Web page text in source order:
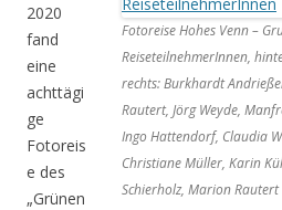
Fotoreise Hohes Venn –
ReiseteilnehmerInnen,
rechts: Burkhardt
Rautert, Jörg Weyde,
Ingo Hattendorf, Claudia
Christiane Müller, Karin
Schierholz, Marion Rautert
2020
fand
eine
achttägi
ge
Fotoreis
e des
„Grünen